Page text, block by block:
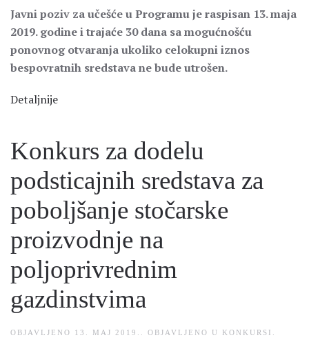
Javni poziv za učešće u Programu je raspisan 13. maja
2019. godine i trajaće 30 dana sa mogućnošću
ponovnog otvaranja ukoliko celokupni iznos
bespovratnih sredstava ne bude utrošen.
Detaljnije
Konkurs za dodelu
podsticajnih sredstava za
poboljšanje stočarske
proizvodnje na
poljoprivrednim
gazdinstvima
OBJAVLJENO 13. MAJ 2019. . OBJAVLJENO U KONKURSI